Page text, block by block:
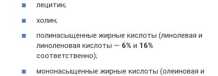
лецитин;
холин;
полинасыщенные жирные кислоты (линолевая и
линоленовая кислоты — 6% и 16%
соответственно);
мононасыщенные жирные кислоты (олеиновая и